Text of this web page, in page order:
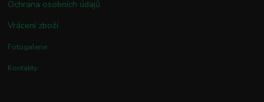
Ochrana osobních údajů
Vrácení zboží
Fotogalerie
Kontakty